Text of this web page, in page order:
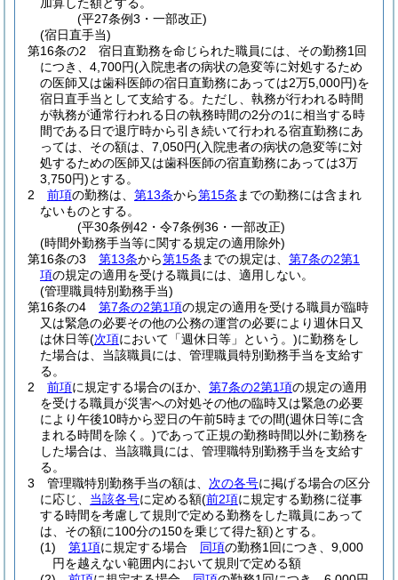
(平27条例3・一部改正)
(宿日直手当)
第16条の2
宿日直勤務を命じられた職員には、その勤務1回
につき、4,700円(入院患者の病状の急変等に対処するため
の医師又は歯科医師の宿日直勤務にあっては2万5,000円)を
宿日直手当として支給する。 ただし、執務が行われる時間
が執務が通常行われる日の執務時間の2分の1に相当する時
間である日で退庁時から引き続いて行われる宿直勤務にあ
っては、その額は、7,050円(入院患者の病状の急変等に対
処するための医師又は歯科医師の宿直勤務にあっては3万
3,750円)とする。
2
前項の勤務は、 第13条から第15条 までの勤務には含まれ
ないものとする。
(平30条例42・令7条例36・一部改正)
(時間外勤務手当等に関する規定の適用除外)
第16条の3
第13条から第15条 までの規定は、 第7条の2第1
項の規定の適用を受ける職員には、適用しない。
(管理職員特別勤務手当)
第16条の4
第7条の2第1項の規定の適用を受ける職員が臨時
又は緊急の必要その他の公務の運営の必要により週休日又
は休日等(次項において「週休日等」という。)に勤務をし
た場合は、当該職員には、管理職員特別勤務手当を支給す
る。
2
前項に規定する場合のほか、 第7条の2第1項の規定の適用
を受ける職員が災害への対処その他の臨時又は緊急の必要
により午後10時から翌日の午前5時までの間(週休日等に含
まれる時間を除く。)であって正規の勤務時間以外に勤務を
した場合は、当該職員には、管理職特別勤務手当を支給す
る。
3
管理職特別勤務手当の額は、 次の各号に掲げる場合の区分
に応じ、 当該各号に定める額(前2項に規定する勤務に従事
する時間を考慮して規則で定める勤務をした職員にあって
は、その額に100分の150を乗じて得た額)とする。
(1)
第1項に規定する場合 同項の勤務1回につき、9,000
円を越えない範囲内において規則で定める額